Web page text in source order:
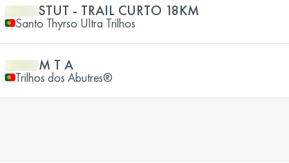
STUT - TRAIL CURTO 18KM
Santo Thyrso Ultra Trilhos
M T A
Trilhos dos Abutres®